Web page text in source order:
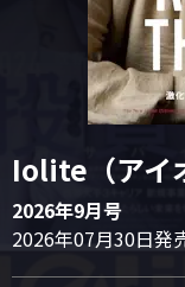
Iolite（アイ
2026年9月号
2026年07月30日発